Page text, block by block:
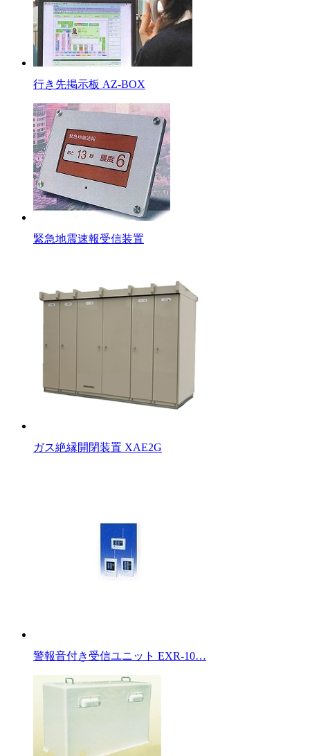
行き先掲示板 AZ-BOX
緊急地震速報受信装置
ガス絶縁開閉装置 XAE2G
警報音付き受信ユニット EXR-10…